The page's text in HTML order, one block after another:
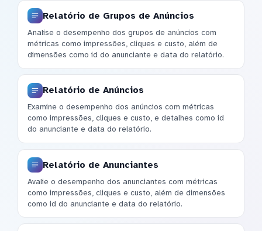
Relatório de Grupos de Anúncios
Analise o desempenho dos grupos de anúncios com
métricas como impressões, cliques e custo, além de
dimensões como id do anunciante e data do relatório.
Relatório de Anúncios
Examine o desempenho dos anúncios com métricas
como impressões, cliques e custo, e detalhes como id
do anunciante e data do relatório.
Relatório de Anunciantes
Avalie o desempenho dos anunciantes com métricas
como impressões, cliques e custo, além de dimensões
como id do anunciante e data do relatório.